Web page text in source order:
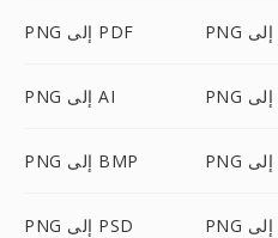
PNG إلى PDF
PNG إلى AI
PNG إلى BMP
PNG إلى PSD